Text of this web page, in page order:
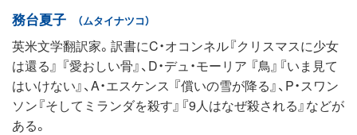
務台夏子 （ムタイナツコ）
英米文学翻訳家。訳書にC・オコンネル『クリスマスに少女
は還る』 『愛おしい骨』、D・デュ・モーリア 『鳥』『いま見て
はいけない』、A・エスケンス 『償いの雪が降る』、P・スワン
ソン『そしてミランダを殺す』『9人はなぜ殺される』などが
ある。